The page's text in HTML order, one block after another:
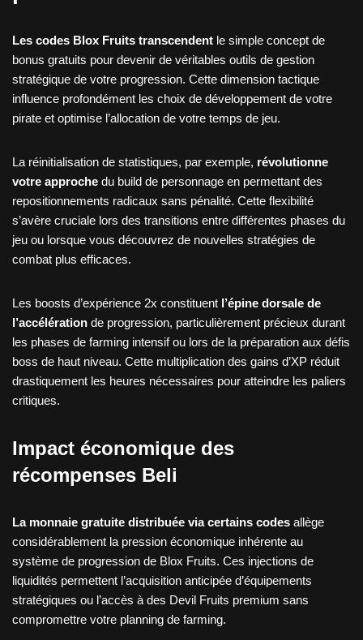
Les codes Blox Fruits transcendent le simple concept de
bonus gratuits pour devenir de véritables outils de gestion
stratégique de votre progression. Cette dimension tactique
influence profondément les choix de développement de votre
pirate et optimise l’allocation de votre temps de jeu.
La réinitialisation de statistiques, par exemple, révolutionne
votre approche du build de personnage en permettant des
repositionnements radicaux sans pénalité. Cette flexibilité
s’avère cruciale lors des transitions entre différentes phases du
jeu ou lorsque vous découvrez de nouvelles stratégies de
combat plus efficaces.
Les boosts d’expérience 2x constituent l’épine dorsale de
l’accélération de progression, particulièrement précieux durant
les phases de farming intensif ou lors de la préparation aux défis
boss de haut niveau. Cette multiplication des gains d’XP réduit
drastiquement les heures nécessaires pour atteindre les paliers
critiques.
Impact économique des
récompenses Beli
La monnaie gratuite distribuée via certains codes allège
considérablement la pression économique inhérente au
système de progression de Blox Fruits. Ces injections de
liquidités permettent l’acquisition anticipée d’équipements
stratégiques ou l’accès à des Devil Fruits premium sans
compromettre votre planning de farming.